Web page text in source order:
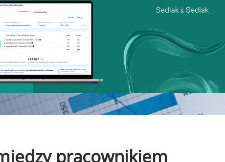
pracownikiem